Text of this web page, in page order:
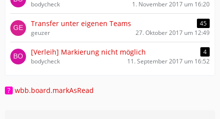
bodycheck
1. November 2017 um 16:20
Transfer unter eigenen Teams
45
geuzer
27. Oktober 2017 um 12:49
[Verleih] Markierung nicht möglich
4
bodycheck
11. September 2017 um 16:52
wbb.board.markAsRead